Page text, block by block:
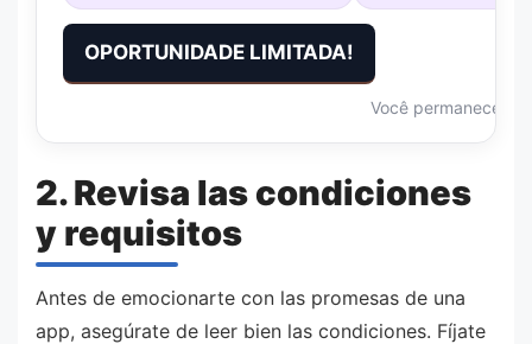
OPORTUNIDADE LIMITADA!
Você permanecerá
2. Revisa las condiciones
y requisitos
Antes de emocionarte con las promesas de una
app, asegúrate de leer bien las condiciones. Fíjate